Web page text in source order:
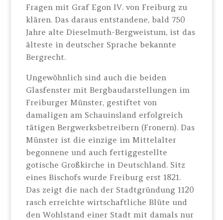
Fragen mit Graf Egon IV. von Freiburg zu
klären. Das daraus entstandene, bald 750
Jahre alte Dieselmuth-Bergweistum, ist das
älteste in deutscher Sprache bekannte
Bergrecht.
Ungewöhnlich sind auch die beiden
Glasfenster mit Bergbaudarstellungen im
Freiburger Münster, gestiftet von
damaligen am Schauinsland erfolgreich
tätigen Bergwerksbetreibern (Fronern). Das
Münster ist die einzige im Mittelalter
begonnene und auch fertiggestellte
gotische Großkirche in Deutschland. Sitz
eines Bischofs wurde Freiburg erst 1821.
Das zeigt die nach der Stadtgründung 1120
rasch erreichte wirtschaftliche Blüte und
den Wohlstand einer Stadt mit damals nur